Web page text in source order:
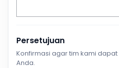
Persetujuan
Konfirmasi agar tim kami
Anda.